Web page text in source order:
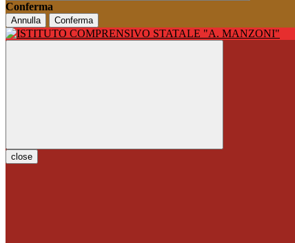
Conferma
Annulla Conferma
close